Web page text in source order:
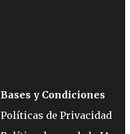
Bases y Condiciones
Políticas de Privacidad